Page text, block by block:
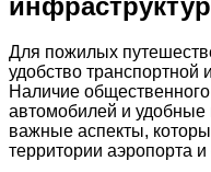
Для пожилых
удобство транспортной
Наличие
автомобилей и удобные
важные аспекты,
территории аэропорта и